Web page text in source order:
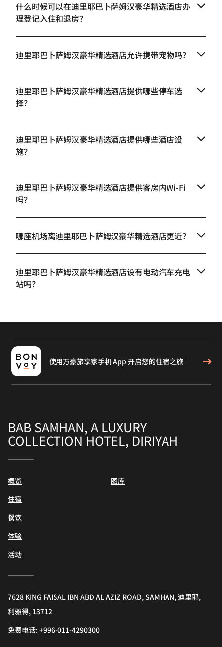
什么时候可以在迪里耶巴卜萨姆汉豪华精选酒店办
理登记入住和退房？
迪里耶巴卜萨姆汉豪华精选酒店允许携带宠物吗？
迪里耶巴卜萨姆汉豪华精选酒店提供哪些停车选
择？
迪里耶巴卜萨姆汉豪华精选酒店提供哪些酒店设
施？
迪里耶巴卜萨姆汉豪华精选酒店提供客房内Wi-Fi
吗？
哪座机场离迪里耶巴卜萨姆汉豪华精选酒店更近？
迪里耶巴卜萨姆汉豪华精选酒店设有电动汽车充电
站吗？
使用万豪旅享家手机 App 开启您的住宿之旅
BAB SAMHAN, A LUXURY
COLLECTION HOTEL, DIRIYAH
概览
住宿
餐饮
体验
活动
图库
7628 KING FAISAL IBN ABD AL AZIZ ROAD, SAMHAN, 迪里耶,
利雅得, 13712
免费电话:+996-011-4290300